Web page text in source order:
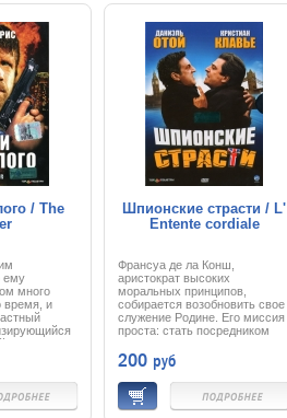
/ The
ему
много
время, и
Дирк —
охотится
и Моссад.
— ищет
Доспехи
Шпионские страсти / L'
Entente cordiale
Франсуа де ла Конш,
аристократ высоких
моральных принципов,
собирается возобновить свое
служение Родине. Его миссия
проста: стать посредником
у русских микрочипа ценой в
25 миллионов долларов.
Внедренный в тело солдата
чип способен лишить его
любых болевых ощущений на
200 руб